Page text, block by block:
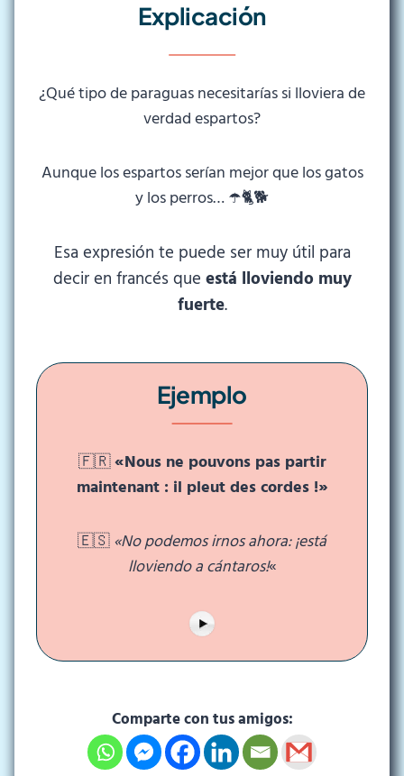
Explicación
¿Qué tipo de paraguas necesitarías si lloviera de
verdad espartos?
Aunque los espartos serían mejor que los gatos
y los perros… ☂️🐈🐕
Esa expresión te puede ser muy útil para
decir en francés que está lloviendo muy
fuerte.
Ejemplo
🇫🇷«Nous ne pouvons pas partir
maintenant : il pleut des cordes !»
🇪🇸«No podemos irnos ahora: ¡está
lloviendo a cántaros!«
Comparte con tus amigos: